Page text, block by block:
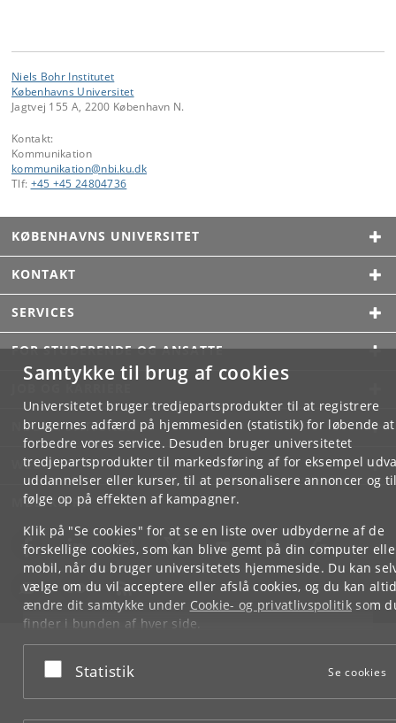
Samtykke til brug af cookies
Universitetet bruger tredjepartsprodukter til at registrere
brugernes adfærd på hjemmesiden (statistik) for løbende at
forbedre vores service. Desuden bruger universitetet
tredjepartsprodukter til markedsføring af for eksempel
uddannelser eller kurser, til at personalisere annoncer og
følge op på effekten af kampagner.
Klik på "Se cookies" for at se en liste over udbyderne af de
forskellige cookies, som kan blive gemt på din computer
mobil, når du bruger universitetets hjemmeside. Du kan
vælge om du vil acceptere eller afslå cookies, og du kan
ændre dit samtykke under Cookie- og privatlivspolitiksom
finder i bunden af hver side.
Acceptér eller afslå
Statistik Se cookies
Niels Bohr Institutet
Københavns Universitet
Jagtvej 155 A, 2200 København N.
Kontakt:
Kommunikation
kommunikation@nbi.ku.dk
Tlf: +45 +45 24804736
KØBENHAVNS UNIVERSITET
KONTAKT
SERVICES
FOR STUDERENDE OG ANSATTE
JOB OG KARRIERE
NØDSITUATIONER
WEB
MØD KU PÅ